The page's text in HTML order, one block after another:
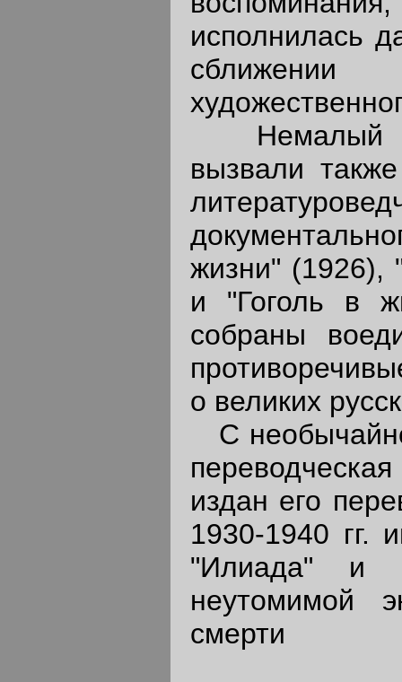
исполнилась
Немалый
вызвали
жизни" (1926),
и "Гоголь в
собраны
о великих
С
издан его
1930-1940 гг.
"Илиада" и
неутомимой
смерти